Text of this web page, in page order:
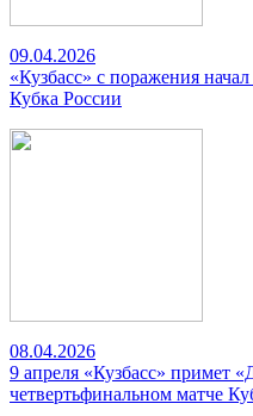
09.04.2026
«Кузбасс» с поражения
Кубка России
08.04.2026
9 апреля «Кузбасс» примет
четвертьфинальном матче